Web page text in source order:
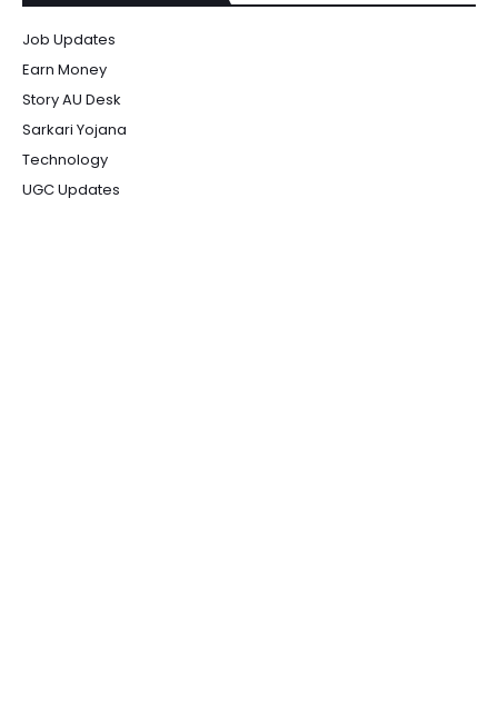
Job Updates
Earn Money
Story AU Desk
Sarkari Yojana
Technology
UGC Updates